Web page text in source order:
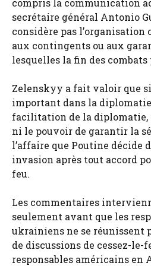
secrétaire général Antonio
considère pas
aux contingents ou aux
lesquelles la fin des combats
Zelenskyy a fait valoir que si
important dans la
facilitation de la diplomatie,
ni le pouvoir de garantir la
l’affaire que Poutine décide
invasion après tout accord
feu.
Les commentaires
seulement avant que les
ukrainiens ne se réunissent
de discussions de cessez-le-
responsables américains en